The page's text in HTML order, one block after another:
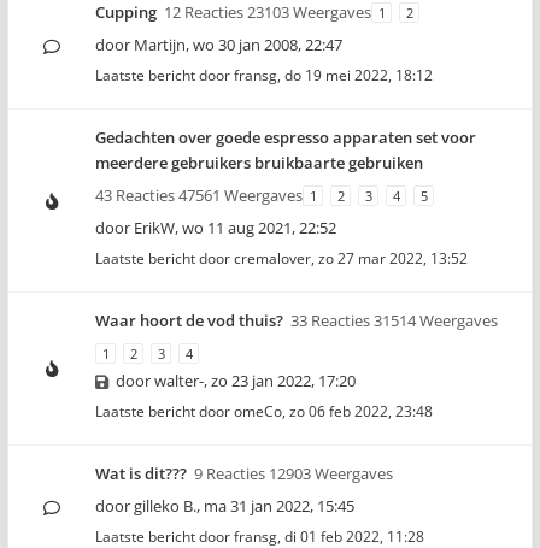
Cupping 12 Reacties 23103 Weergaves 1 2
door Martijn,wo 30 jan 2008, 22:47
Laatste bericht doorfransg, do 19 mei 2022, 18:12
Gedachten over goede espresso apparaten set voor
meerdere gebruikers bruikbaarte gebruiken
43 Reacties 47561 Weergaves 1 2 3 4 5
door ErikW,wo 11 aug 2021, 22:52
Laatste bericht doorcremalover, zo 27 mar 2022, 13:52
Waar hoort de vod thuis? 33 Reacties 31514 Weergaves
1 2 3 4
doorwalter-,zo 23 jan 2022, 17:20
Laatste bericht dooromeCo, zo 06 feb 2022, 23:48
Wat is dit??? 9 Reacties 12903 Weergaves
doorgilleko B., ma 31 jan 2022, 15:45
Laatste bericht doorfransg, di 01 feb 2022, 11:28